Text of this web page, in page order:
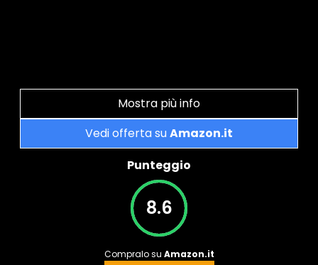
Mostra più info
Vedi offerta suAmazon.it
Punteggio
8.6
Compralo su Amazon.it